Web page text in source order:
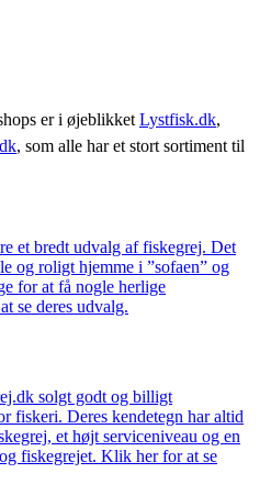
er i øjeblikket Lystfisk.dk,
, som alle har et stort sortiment til
et bredt udvalg af fiskegrej. Det
og roligt hjemme i ”sofaen” og
for at få nogle herlige
se deres udvalg.
solgt godt og billigt
fiskeri. Deres kendetegn har altid
et højt serviceniveau og en
fiskegrejet. Klik her for at se